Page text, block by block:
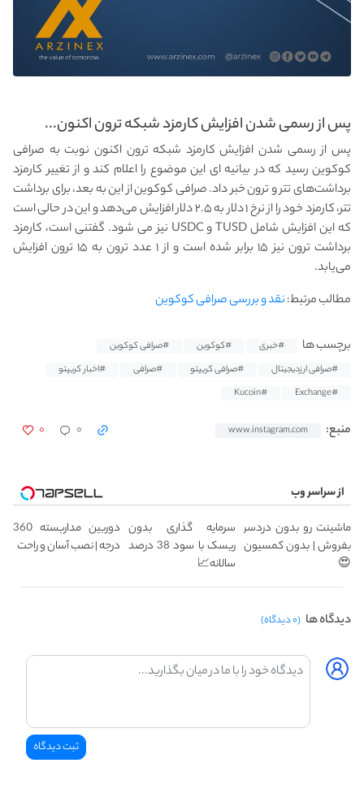
پس از رسمی شدن افزایش کارمزد شبکه ترون اکنون...
پس از رسمی شدن افزایش کارمزد شبکه ترون اکنون نوبت به صرافی
کوکوین رسید که در بیانیه ای این موضوع را اعلام کند و از تغییر کارمزد
برداشت‌های تتر و ترون خبر داد. صرافی کوکوین از این به بعد، برای برداشت
تتر، کارمزد خود را از نرخ ۱ دلار به ۲.۵ دلار افزایش می‌دهد و این در حالی است
که این افزایش شامل TUSD و USDC نیز می شود. گفتنی است، کارمزد
برداشت ترون نیز ۱۵ برابر شده است و از ۱ عدد ترون به ۱۵ ترون افزایش
می‌یابد.
مطالب مرتبط:نقد و بررسی صرافی کوکوین
برچسب ها #خبری #کوکوین
#صرافی کوکوین
#صرافی ارزدیجیتال
#صرافی کریپتو #صرافی
#اخبار کریپتو
#Exchange
#Kucoin
منبع: www.instagram.com ۰ ۰
از سراسر وب
ماشینت رو بدون دردسر
بفروش | بدون کمسیون
😍
سرمایه گذاری بدون
ریسک با سود 38 درصد
سالانه📈
دوربین مداربسته 360
درجه | نصب آسان و راحت
دیدگاه ها (۰ دیدگاه)